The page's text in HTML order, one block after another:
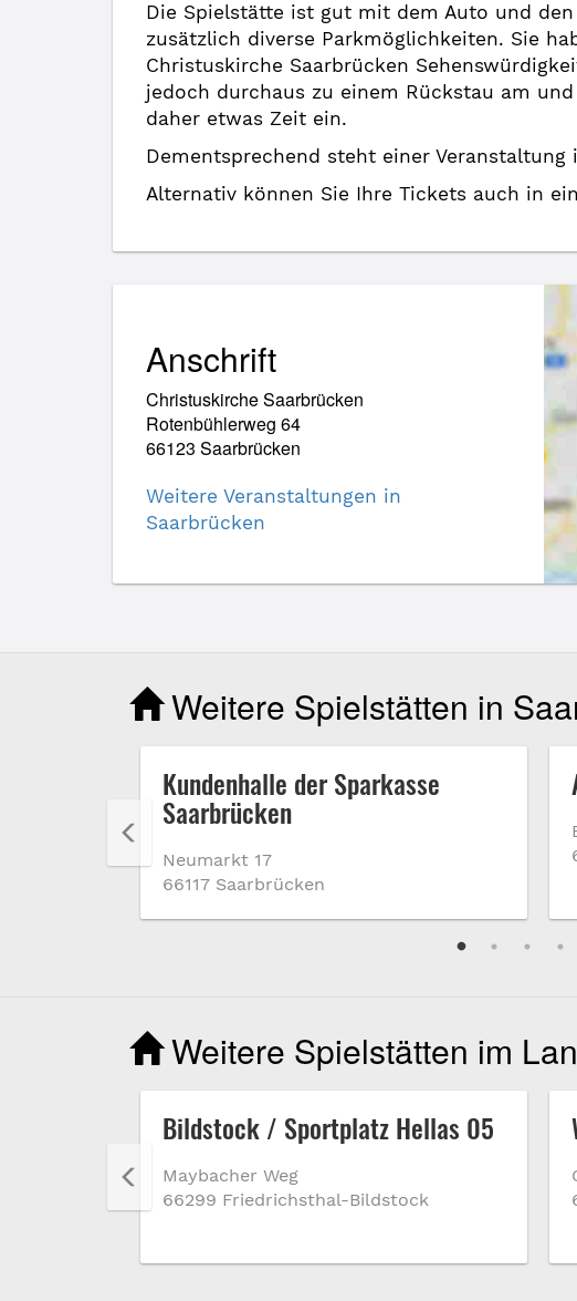
Die Spielstätte ist gut mit dem Auto und
zusätzlich diverse Parkmöglichkeiten. Sie
Christuskirche Saarbrücken
jedoch durchaus zu einem Rückstau am
daher etwas Zeit ein.
Dementsprechend steht einer
Alternativ können Sie Ihre Tickets auch in
Anschrift
Christuskirche Saarbrücken
Rotenbühlerweg 64
66123 Saarbrücken
Weitere Veranstaltungen in
Saarbrücken
Weitere Spielstätten in
Kundenhalle der Sparkasse
Saarbrücken
Neumarkt 17
66117 Saarbrücken
Weitere Spielstätten im
Bildstock / Sportplatz Hellas 05
Maybacher Weg
66299 Friedrichsthal-Bildstock